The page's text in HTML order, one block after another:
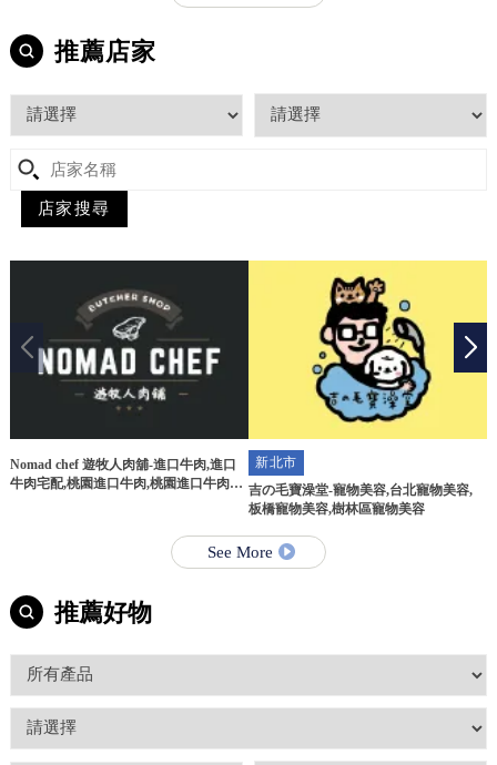
推薦店家
Nomad chef 遊牧人肉舖-進口牛肉,進口
牛肉宅配,桃園進口牛肉,桃園進口牛肉宅
新北市
吉の毛寶澡堂-寵物美容,台北寵物美容,
板橋寵物美容,樹林區寵物美容
See More
推薦好物